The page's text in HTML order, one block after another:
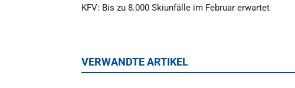
KFV: Bis zu 8.000 Skiunfälle im Februar erwartet
VERWANDTE ARTIKEL